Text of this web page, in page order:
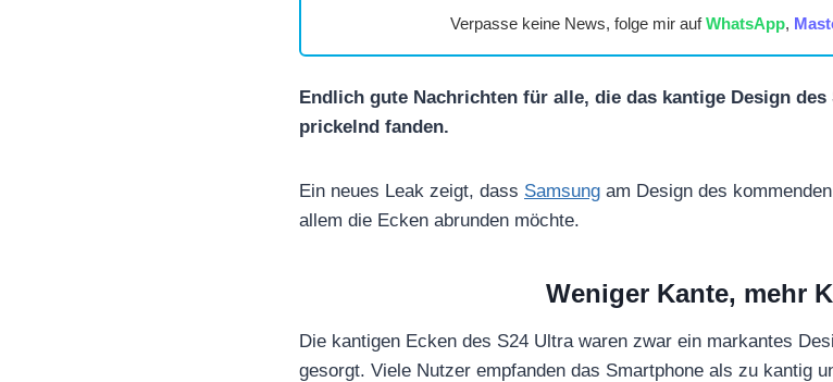
Verpasse keine News, folge mir aufWhatsApp,
Endlich gute Nachrichten für alle, die das kantige Design
prickelnd fanden.
Ein neues Leak zeigt, dass Samsung am Design des
allem die Ecken abrunden möchte.
Weniger Kante, mehr
Die kantigen Ecken des S24 Ultra waren zwar ein markantes
gesorgt. Viele Nutzer empfanden das Smartphone als zu kantig